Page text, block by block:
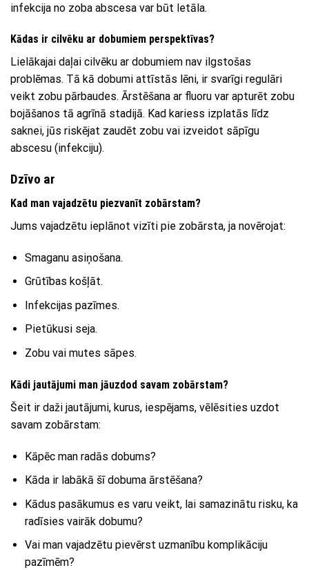
infekcija no zoba abscesa var būt letāla.
Kādas ir cilvēku ar dobumiem perspektīvas?
Lielākajai daļai cilvēku ar dobumiem nav ilgstošas ​​​​
problēmas. Tā kā dobumi attīstās lēni, ir svarīgi regulāri
veikt zobu pārbaudes. Ārstēšana ar fluoru var apturēt zobu
bojāšanos tā agrīnā stadijā. Kad kariess izplatās līdz
saknei, jūs riskējat zaudēt zobu vai izveidot sāpīgu
abscesu (infekciju).
Dzīvo ar
Kad man vajadzētu piezvanīt zobārstam?
Jums vajadzētu ieplānot vizīti pie zobārsta, ja novērojat:
Smaganu asiņošana.
Grūtības košļāt.
Infekcijas pazīmes.
Pietūkusi seja.
Zobu vai mutes sāpes.
Kādi jautājumi man jāuzdod savam zobārstam?
Šeit ir daži jautājumi, kurus, iespējams, vēlēsities uzdot
savam zobārstam:
Kāpēc man radās dobums?
Kāda ir labākā šī dobuma ārstēšana?
Kādus pasākumus es varu veikt, lai samazinātu risku, ka
radīsies vairāk dobumu?
Vai man vajadzētu pievērst uzmanību komplikāciju
pazīmēm?